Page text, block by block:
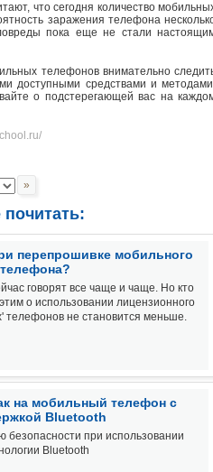
что сегодня количество
заражения телефона
пока еще не стали
телефонов внимательно
доступными средствами и
о подстерегающей вас на
»
перепрошивке мобильного
телефона?
говорят все чаще и чаще. Но кто
о использовании лицензионного
телефонов не становится меньше.
на мобильный телефон с
Bluetooth
безопасности при использовании
Bluetooth